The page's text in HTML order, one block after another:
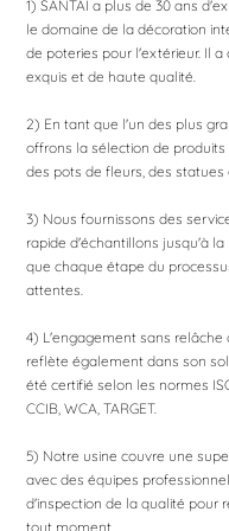
1) SANTAI a plus de 30 ans
le domaine de la décoration
de poteries pour l'extérieur. Il
exquis et de haute qualité.
2) En tant que l'un des plus
offrons la sélection de
des pots de fleurs, des
3) Nous fournissons des
rapide d'échantillons jusqu'à
que chaque étape du
attentes.
4) L'engagement sans relâche
reflète également dans son
été certifié selon les normes
CCIB, WCA, TARGET.
5) Notre usine couvre une
avec des équipes
d'inspection de la qualité pour
tout moment.